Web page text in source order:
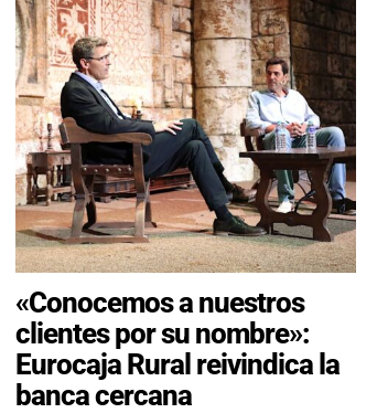
«Conocemos a nuestros
clientes por su nombre»:
Eurocaja Rural reivindica la
banca cercana